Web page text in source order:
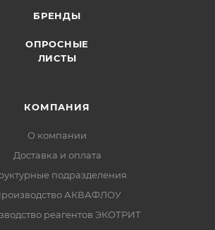
БРЕНДЫ
ОПРОСНЫЕ
ЛИСТЫ
КОМПАНИЯ
О компании
Доставка и оплата
подразделения
АКВАФЛОУ
реагентов ЭКОТРИТ